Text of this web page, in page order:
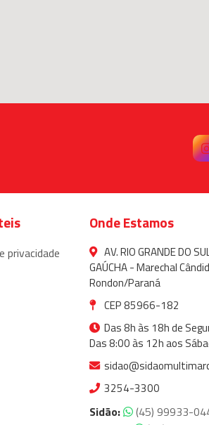
privacidade
Onde Estamos
AV. RIO GRANDE DO
GAÚCHA - Marechal
Rondon/Paraná
CEP 85966-182
Das 8h às 18h de
Das 8:00 às 12h aos
3254-3300
Sidão:
(45) 99933-